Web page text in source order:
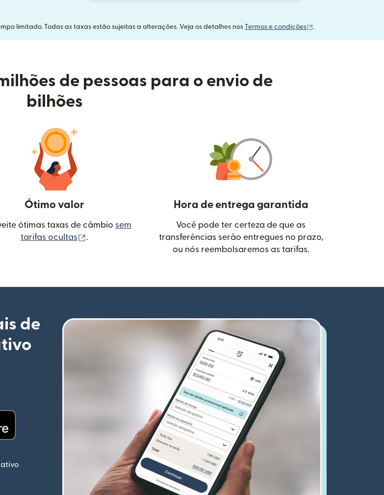
limitado. Todas as taxas estão sujeitas a alterações. Veja os detalhes nos Termos e condições (abre em uma nova
.
de pessoas para o envio de
bilhões
Ótimo valor
ótimas taxas de câmbio sem
tarifas ocultas
(abre em uma nova janela)
.
Hora de entrega garantida
Você pode ter certeza de que as
transferências serão entregues no prazo,
ou nós reembolsaremos as tarifas.
de
em uma nova janela)
em uma nova janela)